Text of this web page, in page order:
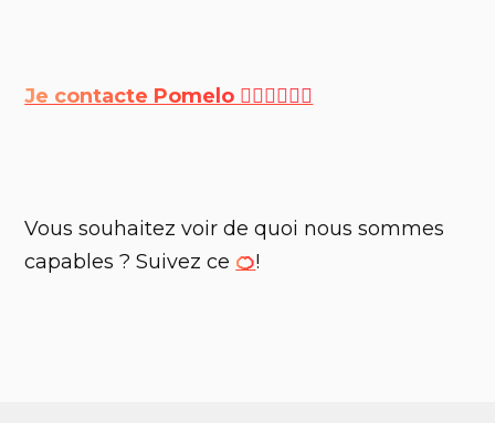
Je contacte Pomelo 🙋🏼‍♀️🙋🏽‍♂️
Vous souhaitez voir de quoi nous sommes
capables ? Suivez ce 🍊!